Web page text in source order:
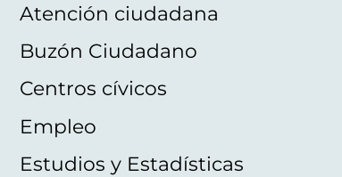
Atención ciudadana
Buzón Ciudadano
Centros cívicos
Empleo
Estudios y Estadísticas